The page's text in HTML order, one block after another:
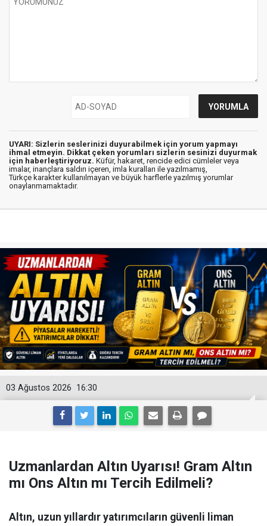
UYARI: Sizlerin seslerinizi duyurabilmek için yorum yapmayı
ihmal etmeyin. Dikkat çeken yorumları sizlerin sesinizi duyurmak
için haberleştiriyoruz. Küfür, hakaret, rencide edici cümleler veya
imalar, inançlara saldırı içeren, imla kuralları ile yazılmamış,
Türkçe karakter kullanılmayan ve büyük harflerle yazılmış yorumlar
onaylanmamaktadır.
16:30
03 Ağustos 2026
Uzmanlardan Altın Uyarısı! Gram Altın
mı Ons Altın mı Tercih Edilmeli?
Altın, uzun yıllardır yatırımcıların güvenli liman